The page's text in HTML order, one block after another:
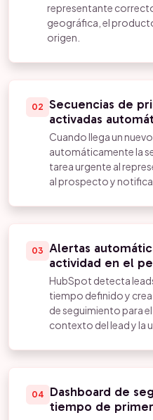
representante
geográfica, el
origen.
02 Secuencias de
activadas
Cuando llega un
automáticamente la
tarea urgente al
al prospecto y
03 Alertas
actividad en el
HubSpot detecta
tiempo definido y
de seguimiento para
contexto del lead y la
04
Dashboard de
tiempo de